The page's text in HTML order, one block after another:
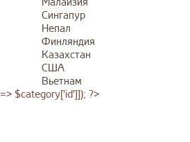
Сингапур
Непал
Финляндия
Казахстан
США
Вьетнам
$category['id']]); ?>